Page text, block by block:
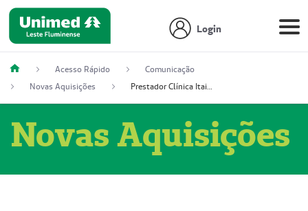
Login
Acesso Rápido
Comunicação
Novas Aquisições
Prestador Clínica Itaipú Ltda (51004348-2)
Novas Aquisições